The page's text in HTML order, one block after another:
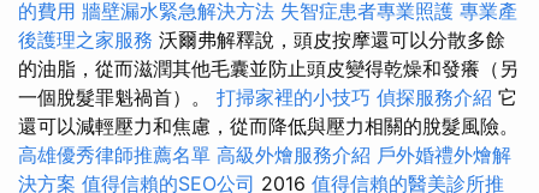
的費用 牆壁漏水緊急解決方法 失智症患者專業照護 專業產
後護理之家服務 沃爾弗解釋說，頭皮按摩還可以分散多餘
的油脂，從而滋潤其他毛囊並防止頭皮變得乾燥和發癢（另
一個脫髮罪魁禍首）。 打掃家裡的小技巧 偵探服務介紹 它
還可以減輕壓力和焦慮，從而降低與壓力相關的脫髮風險。
高雄優秀律師推薦名單 高級外燴服務介紹 戶外婚禮外燴解
決方案 值得信賴的SEO公司 2016 值得信賴的醫美診所推